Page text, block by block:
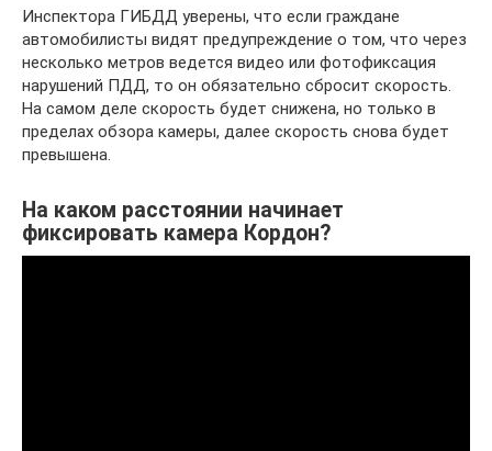
Инспектора ГИБДД уверены, что если граждане
автомобилисты видят предупреждение о том, что через
несколько метров ведется видео или фотофиксация
нарушений ПДД, то он обязательно сбросит скорость.
На самом деле скорость будет снижена, но только в
пределах обзора камеры, далее скорость снова будет
превышена.
На каком расстоянии начинает
фиксировать камера Кордон?